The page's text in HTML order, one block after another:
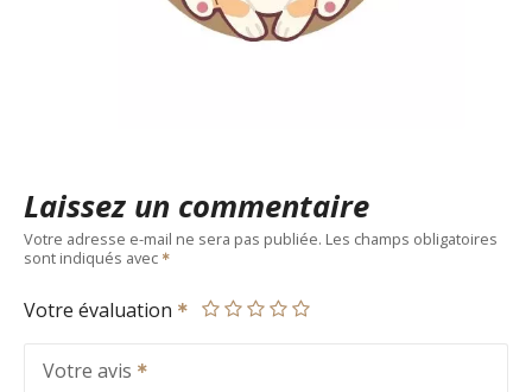
Laissez un commentaire
Votre adresse e-mail ne sera pas publiée. Les champs obligatoires
sont indiqués avec
Votre évaluation
Votre avis